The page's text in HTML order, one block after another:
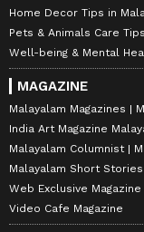
Home Decor Tips in
Pets & Animals Care Tips
Well-being & Mental
MAGAZINE
Malayalam Magazines
India Art Magazine
Malayalam Columnist
Malayalam Short Stories
Web Exclusive Magazine
Video Cafe Magazine